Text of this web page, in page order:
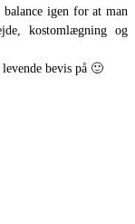
igen for at man
kostomlægning og
bevis på 🙂